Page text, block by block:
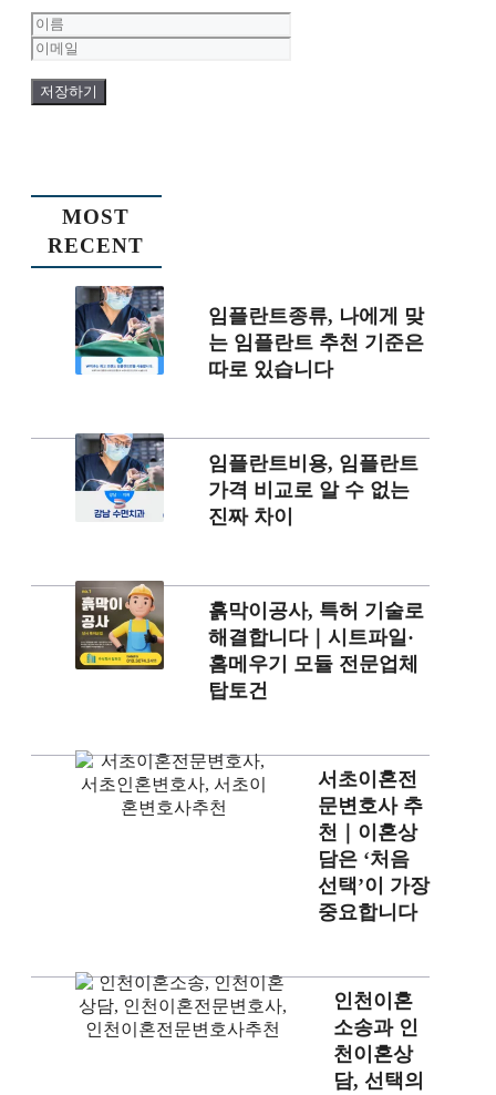
이
름
MOST
RECENT
임플란트종류, 나에게 맞
는 임플란트 추천 기준은
따로 있습니다
임플란트비용, 임플란트
가격 비교로 알 수 없는
진짜 차이
흙막이공사, 특허 기술로
해결합니다｜시트파일·
홈메우기 모듈 전문업체
탑토건
서초이혼전
문변호사 추
천｜이혼상
담은 ‘처음
선택’이 가장
중요합니다
인천이혼
소송과 인
천이혼상
담, 선택의